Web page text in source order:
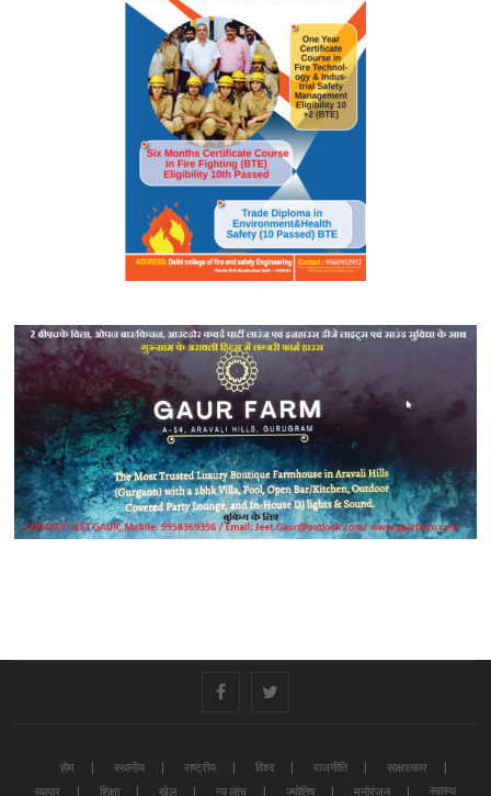
# #
होम स्थानीय राष्ट्रीय विश्व राजनीति
साक्षात्कार
व्यापार
शिक्षा खेल न्यू लांच ज्योतिष मनोरंजन स्वास्थ